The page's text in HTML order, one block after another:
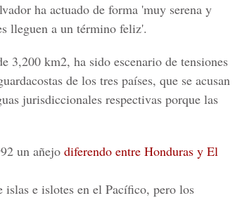
ha actuado de forma 'muy serena y
lleguen a un término feliz'.
3,200 km2, ha sido escenario de tensiones
de los tres países, que se acusan
jurisdiccionales respectivas porque las
un añejo diferendo entre Honduras y El
e islotes en el Pacífico, pero los